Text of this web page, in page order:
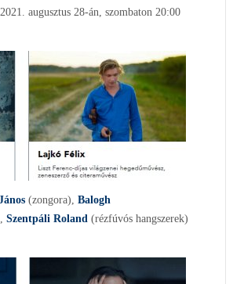
augusztus 28-án, szombaton 20:00
(zongora), Balogh
Szentpáli Roland (rézfúvós hangszerek)